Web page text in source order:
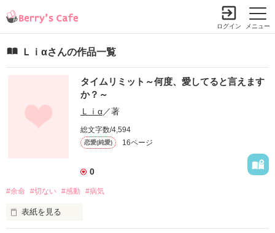
メニュー
ログイン
Ｌｉαさんの作品一覧
タイムリミット～何度、愛してると言えます
か？～
Ｌｉα／著
総文字数/4,594
恋愛(純愛) 16ページ
0
#余命 #切ない #感動 #病気
表紙を見る